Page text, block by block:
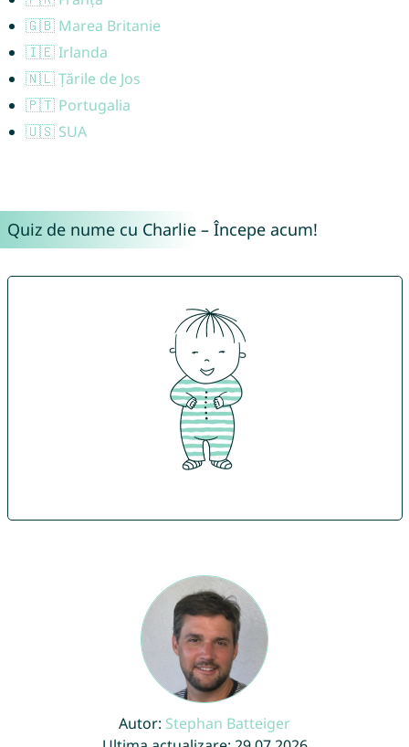
🇬🇧 Marea Britanie
🇮🇪 Irlanda
🇳🇱 Țările de Jos
🇵🇹 Portugalia
🇺🇸 SUA
Quiz de nume cu Charlie – Începe acum!
Autor: Stephan Batteiger